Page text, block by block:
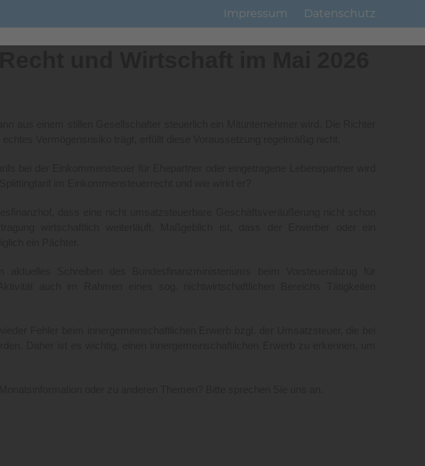
Impressum Datenschutz